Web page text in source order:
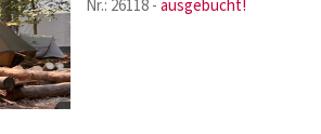
Nr.: 26118 -ausgebucht!